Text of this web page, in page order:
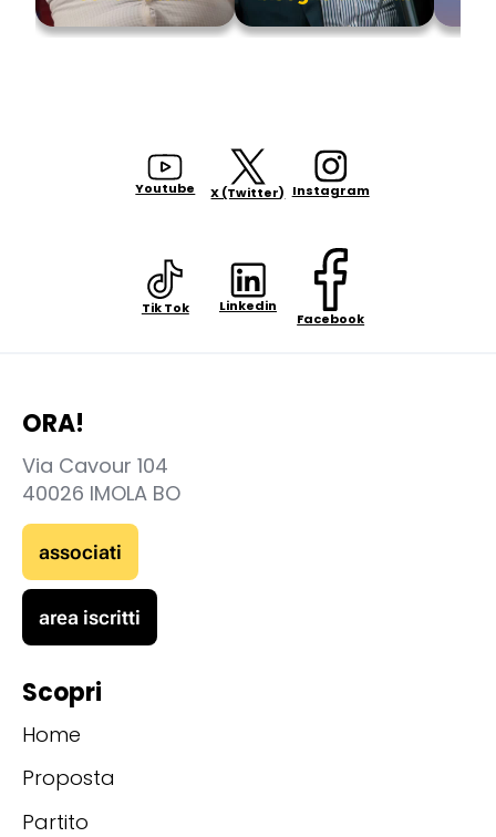
Youtube X (Twitter) Instagram
Tik Tok Linkedin
Facebook
ORA!
Via Cavour 104
40026 IMOLA BO
associati
area iscritti
Scopri
Home
Proposta
Partito